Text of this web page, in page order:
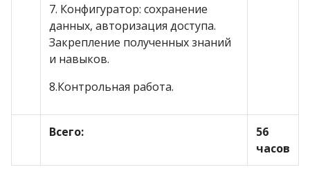
7. Конфигуратор: сохранение
данных, авторизация доступа.
Закрепление полученных знаний
и навыков.
8.Контрольная работа.
Всего:
56
часов